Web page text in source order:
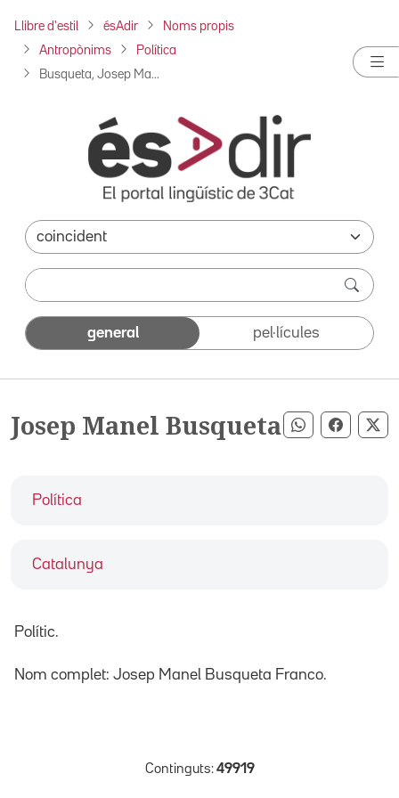
Llibre d'estil ésAdir Noms propis
Antropònims Política
Busqueta, Josep Ma...
general pel·lícules
Josep Manel Busqueta Compartir
Política
Catalunya
Polític.
Nom complet: Josep Manel Busqueta Franco.
Continguts: 49919